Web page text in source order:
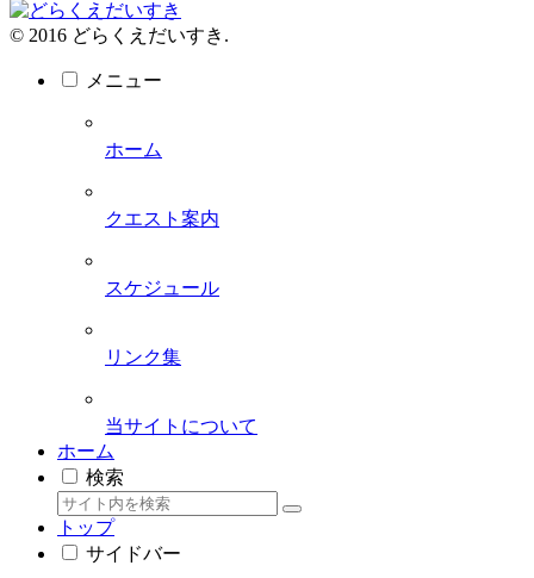
© 2016 どらくえだいすき.
メニュー
ホーム
クエスト案内
スケジュール
リンク集
当サイトについて
ホーム
検索
トップ
サイドバー